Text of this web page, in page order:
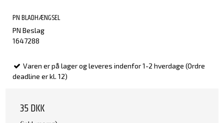
PN BLADHÆNGSEL
PN Beslag
1647288
Varen er på lager og leveres indenfor 1-2 hverdage (Ordre
deadline er kl. 12)
35 DKK